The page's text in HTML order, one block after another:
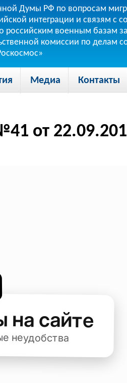
Думы РФ по вопросам
интеграции и связям с
российским военным базам
комиссии по делам
Медиа Контакты
от